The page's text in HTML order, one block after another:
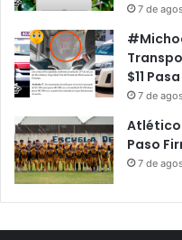
7 de
$11
7 de
Atlético
Paso
7 de